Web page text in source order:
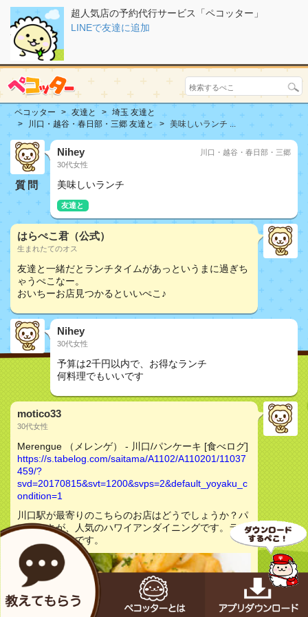
超人気店の予約代行サービス「ペコッター」
LINEで友達に追加
ペコッター 友達と
埼玉 友達と
川口・越谷・春日部・三郷 友達と
美味しいランチ ...
質問
Nihey
30代女性
川口・越谷・春日部・三郷
美味しいランチ
友達と
はらぺこ君（公式）
生まれたてのオス
友達と一緒だとランチタイムがあっというまに過ぎち
ゃうぺこなー。
おいちーお店見つかるといいぺこ♪
Nihey
30代女性
予算は2千円以内で、お得なランチ
何料理でもいいです
motico33
30代女性
Merengue （メレンゲ） - 川口/パンケーキ [食べログ]
https://s.tabelog.com/saitama/A1102/A110201/11037
459/?
svd=20170815&svt=1200&svps=2&default_yoyaku_c
ondition=1
川口駅が最寄りのこちらのお店はどうでしょうか？パ
ンケーキが、人気のハワイアンダイニングです。ラン
チも美味しいです。